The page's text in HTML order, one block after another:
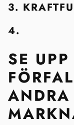
3.
4.
SE
ANDRA